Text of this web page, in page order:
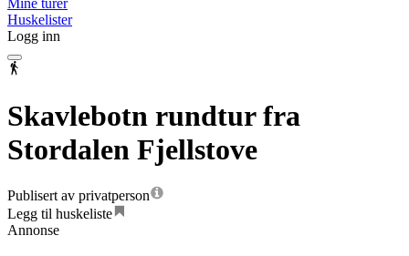
Mine turer
Huskelister
Logg inn
Skavlebotn rundtur fra
Stordalen Fjellstove
Publisert av privatperson
Legg til huskeliste
Annonse